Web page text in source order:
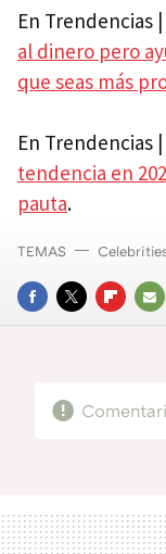
En Trendencias |
al dinero pero
que seas más
En Trendencias |
tendencia en
pauta.
FACEBOOK
TWITTER
E-
TEMAS